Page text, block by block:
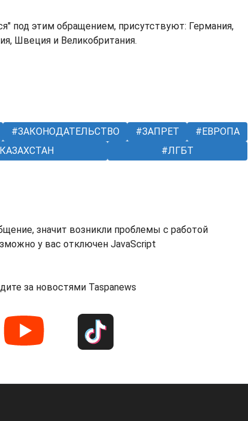
под этим обращением, присутствуют: Германия,
Швеция и Великобритания.
ЗАКОНОДАТЕЛЬСТВО ЗАПРЕТ
ЕВРОПА
ЛГБТ
значит возникли проблемы с работой
у вас отключен JavaScript
за новостями Taspanews